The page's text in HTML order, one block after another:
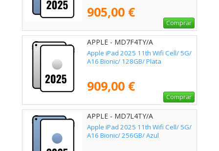
905,00 €
Comprar
APPLE - MD7F4TY/A
Apple iPad 2025 11th Wifi Cell/ 5G/
A16 Bionic/ 128GB/ Plata
909,00 €
Comprar
APPLE - MD7L4TY/A
Apple iPad 2025 11th Wifi Cell/ 5G/
A16 Bionic/ 256GB/ Azul